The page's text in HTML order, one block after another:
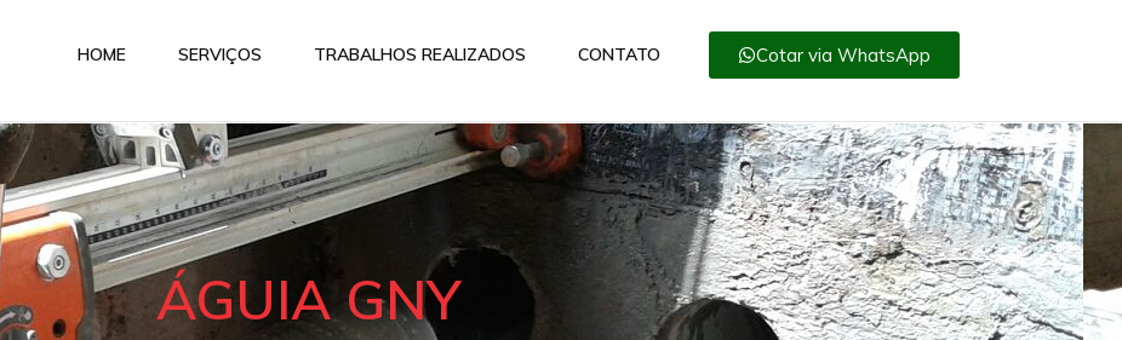
HOME SERVIÇOS TRABALHOS REALIZADOS CONTATO Cotar via WhatsApp
ÁGUIA GNY